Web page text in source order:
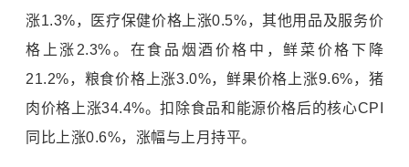
涨1.3%，医疗保健价格上涨0.5%，其他用品及服务价
格上涨2.3%。在食品烟酒价格中，鲜菜价格下降
21.2%，粮食价格上涨3.0%，鲜果价格上涨9.6%，猪
肉价格上涨34.4%。扣除食品和能源价格后的核心CPI
同比上涨0.6%，涨幅与上月持平。